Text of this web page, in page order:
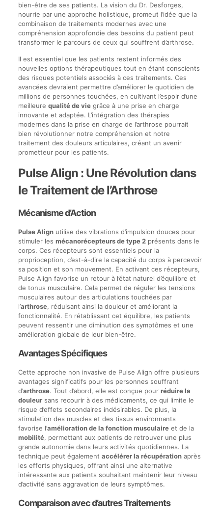
bien-être de ses patients. La vision du Dr. Desforges,
nourrie par une approche holistique, promeut l’idée que la
combinaison de traitements modernes avec une
compréhension approfondie des besoins du patient peut
transformer le parcours de ceux qui souffrent d’arthrose.
Il est essentiel que les patients restent informés des
nouvelles options thérapeutiques tout en étant conscients
des risques potentiels associés à ces traitements. Ces
avancées devraient permettre d’améliorer le quotidien de
millions de personnes touchées, en cultivant l’espoir d’une
meilleure qualité de viegrâce à une prise en charge
innovante et adaptée. L’intégration des thérapies
modernes dans la prise en charge de l’arthrose pourrait
bien révolutionner notre compréhension et notre
traitement des douleurs articulaires, créant un avenir
prometteur pour les patients.
Pulse Align : Une Révolution dans
le Traitement de l’Arthrose
Mécanisme d’Action
Pulse Alignutilise des vibrations d’impulsion douces pour
stimuler les mécanorécepteurs de type 2présents dans le
corps. Ces récepteurs sont essentiels pour la
proprioception, c’est-à-dire la capacité du corps à percevoir
sa position et son mouvement. En activant ces récepteurs,
Pulse Align favorise un retour à l’état naturel d’équilibre et
de tonus musculaire. Cela permet de réguler les tensions
musculaires autour des articulations touchées par
l’arthrose, réduisant ainsi la douleur et améliorant la
fonctionnalité. En rétablissant cet équilibre, les patients
peuvent ressentir une diminution des symptômes et une
amélioration globale de leur bien-être.
Avantages Spécifiques
Cette approche non invasive de Pulse Align offre plusieurs
avantages significatifs pour les personnes souffrant
d’arthrose. Tout d’abord, elle est conçue pour réduire la
douleursans recourir à des médicaments, ce qui limite le
risque d’effets secondaires indésirables. De plus, la
stimulation des muscles et des tissus environnants
favorise l’amélioration de la fonction musculaireet de la
mobilité, permettant aux patients de retrouver une plus
grande autonomie dans leurs activités quotidiennes. La
technique peut également accélérer la récupérationaprès
les efforts physiques, offrant ainsi une alternative
intéressante aux patients souhaitant maintenir leur niveau
d’activité sans aggravation de leurs symptômes.
Comparaison avec d’autres Traitements